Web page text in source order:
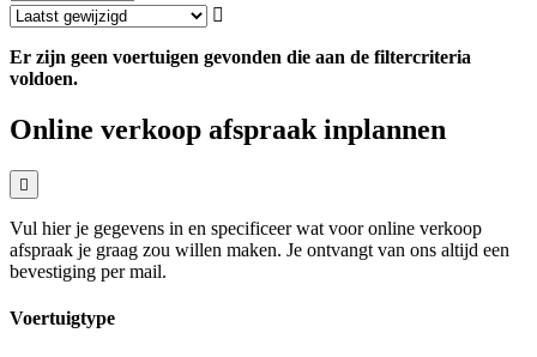
Er zijn geen voertuigen gevonden die aan de filtercriteria
voldoen.
Online verkoop afspraak inplannen
Vul hier je gegevens in en specificeer wat voor online verkoop
afspraak je graag zou willen maken. Je ontvangt van ons altijd een
bevestiging per mail.
Voertuigtype